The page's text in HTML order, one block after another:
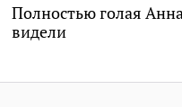
Полностью голая
видели